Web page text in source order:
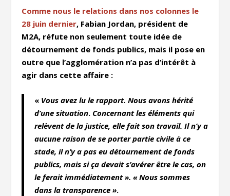
Comme nous le relations dans nos colonnes le
28 juin dernier, Fabian Jordan, président de
M2A, réfute non seulement toute idée de
détournement de fonds publics, mais il pose en
outre que l’agglomération n’a pas d’intérêt à
agir dans cette affaire :
« Vous avez lu le rapport. Nous avons hérité
d’une situation. Concernant les éléments qui
relèvent de la justice, elle fait son travail. Il n’y a
aucune raison de se porter partie civile à ce
stade, il n’y a pas eu détournement de fonds
publics, mais si ça devait s’avérer être le cas, on
le ferait immédiatement ». « Nous sommes
dans la transparence ».